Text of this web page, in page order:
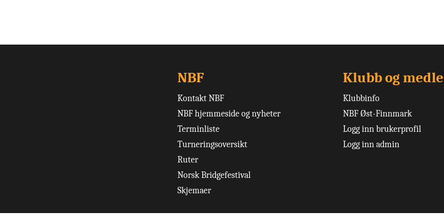
NBF
Kontakt NBF
NBF hjemmeside og nyheter
Terminliste
Turneringsoversikt
Ruter
Norsk Bridgefestival
Skjemaer
Klubb og
Klubbinfo
NBF Øst-Finnmark
Logg inn brukerprofil
Logg inn admin